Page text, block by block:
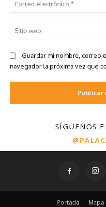
SÍGUENOS
Portada Mapa